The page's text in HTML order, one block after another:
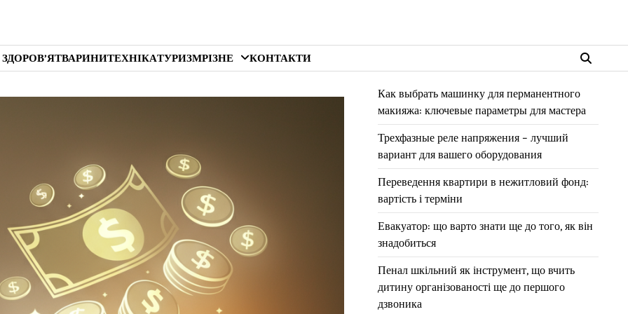
ТВАРИНИТЕХНІКАТУРИЗМРІЗНЕ КОНТАКТИ
Как выбрать машинку для перманентного
макияжа: ключевые параметры для мастера
Трехфазные реле напряжения – лучший
вариант для вашего оборудования
Переведення квартири в нежитловий фонд:
вартість і терміни
Евакуатор: що варто знати ще до того, як він
знадобиться
Пенал шкільний як інструмент, що вчить
дитину організованості ще до першого
дзвоника